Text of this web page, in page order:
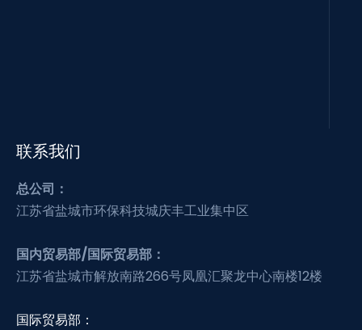
联系我们
总公司：
江苏省盐城市环保科技城庆丰工业集中区
国内贸易部/国际贸易部：
江苏省盐城市解放南路266号凤凰汇聚龙中心南楼12楼
国际贸易部：